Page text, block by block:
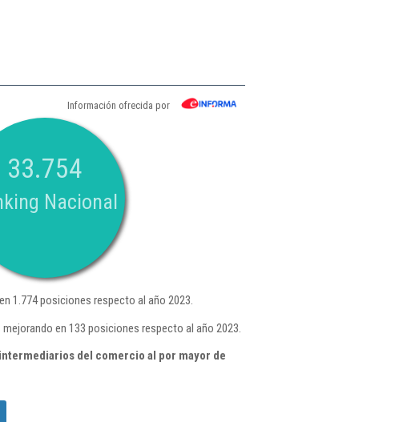
Información ofrecida por
33.754
Nacional
1.774 posiciones respecto al año 2023.
en 133 posiciones respecto al año 2023.
del comercio al por mayor de